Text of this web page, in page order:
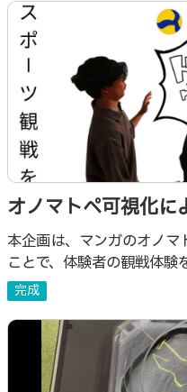
オノマトペ可視化に
本企画は、マンガのオノ
ことで、体験者の観戦体
す。
完成